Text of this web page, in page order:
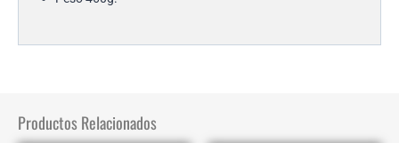
Productos Relacionados